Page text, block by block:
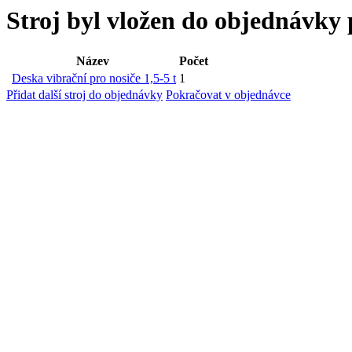
Stroj byl vložen do objednávky
Název
Počet
Deska vibrační pro nosiče 1,5-5 t 1
Přidat další stroj do objednávky Pokračovat v objednávce